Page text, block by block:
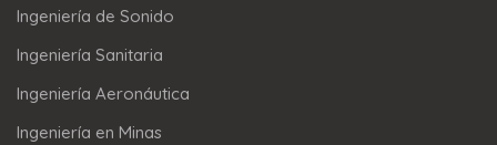
Ingeniería de Sonido
Ingeniería Sanitaria
Ingeniería Aeronáutica
Ingeniería en Minas